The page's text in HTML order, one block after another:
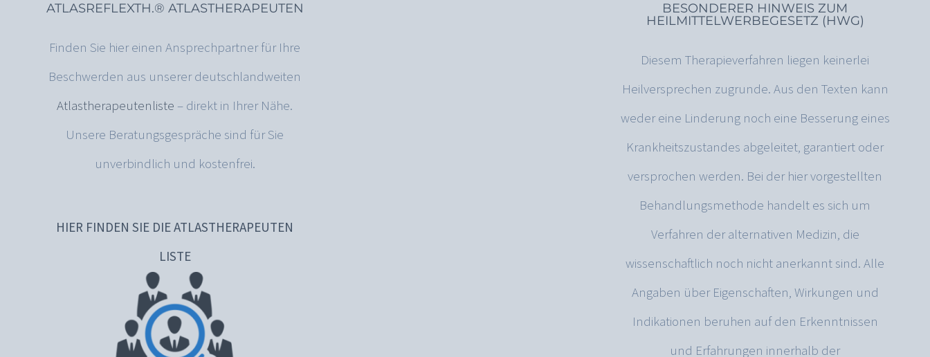
ATLASREFLEXTH.® ATLASTHERAPEUTEN
Finden Sie hier einen Ansprechpartner für Ihre
Beschwerden aus unserer deutschlandweiten
Atlastherapeutenliste – direkt in Ihrer Nähe.
Unsere Beratungsgespräche sind für Sie
unverbindlich und kostenfrei.
HIER FINDEN SIE DIE ATLASTHERAPEUTEN
LISTE
BESONDERER HINWEIS ZUM
HEILMITTELWERBEGESETZ (HWG)
Diesem Therapieverfahren liegen keinerlei
Heilversprechen zugrunde. Aus den Texten kann
weder eine Linderung noch eine Besserung eines
Krankheitszustandes abgeleitet, garantiert oder
versprochen werden. Bei der hier vorgestellten
Behandlungsmethode handelt es sich um
Verfahren der alternativen Medizin, die
wissenschaftlich noch nicht anerkannt sind. Alle
Angaben über Eigenschaften, Wirkungen und
Indikationen beruhen auf den Erkenntnissen
und Erfahrungen innerhalb der